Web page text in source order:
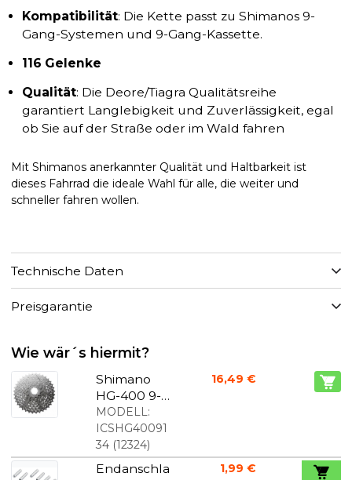
Kompatibilität: Die Kette passt zu Shimanos 9-
Gang-Systemen und 9-Gang-Kassette.
116 Gelenke
Qualität: Die Deore/Tiagra Qualitätsreihe
garantiert Langlebigkeit und Zuverlässigkeit, egal
ob Sie auf der Straße oder im Wald fahren
Mit Shimanos anerkannter Qualität und Haltbarkeit ist
dieses Fahrrad die ideale Wahl für alle, die weiter und
schneller fahren wollen.
Technische Daten
Preisgarantie
Wie wär´s hiermit?
Shimano
HG-400 9-
Fach-
kassette
MODELL:
ICSHG40091
34(12324)
16,49 €
Endanschla
1,99 €